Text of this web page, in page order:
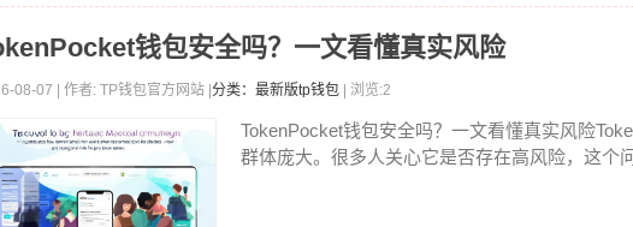
钱包安全吗？一文看懂真实风险
08-07 | 作者: TP钱包官方网站 | 分类：最新版tp钱包 | 浏览:2
TokenPocket钱包安全吗？一文看懂真实风险
群体庞大。很多人关心它是否存在高风险，这个